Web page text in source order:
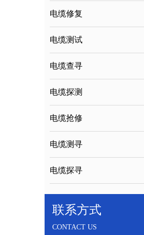
电缆修复
电缆测试
电缆查寻
电缆探测
电缆抢修
电缆测寻
电缆探寻
联系方式
CONTACT US